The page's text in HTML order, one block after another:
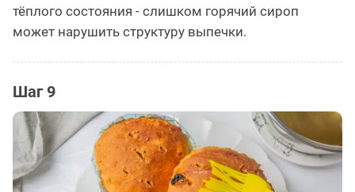
тёплого состояния - слишком горячий сироп
может нарушить структуру выпечки.
Шаг 9